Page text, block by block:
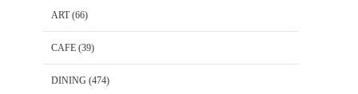
ART(66)
CAFE (39)
DINING (474)